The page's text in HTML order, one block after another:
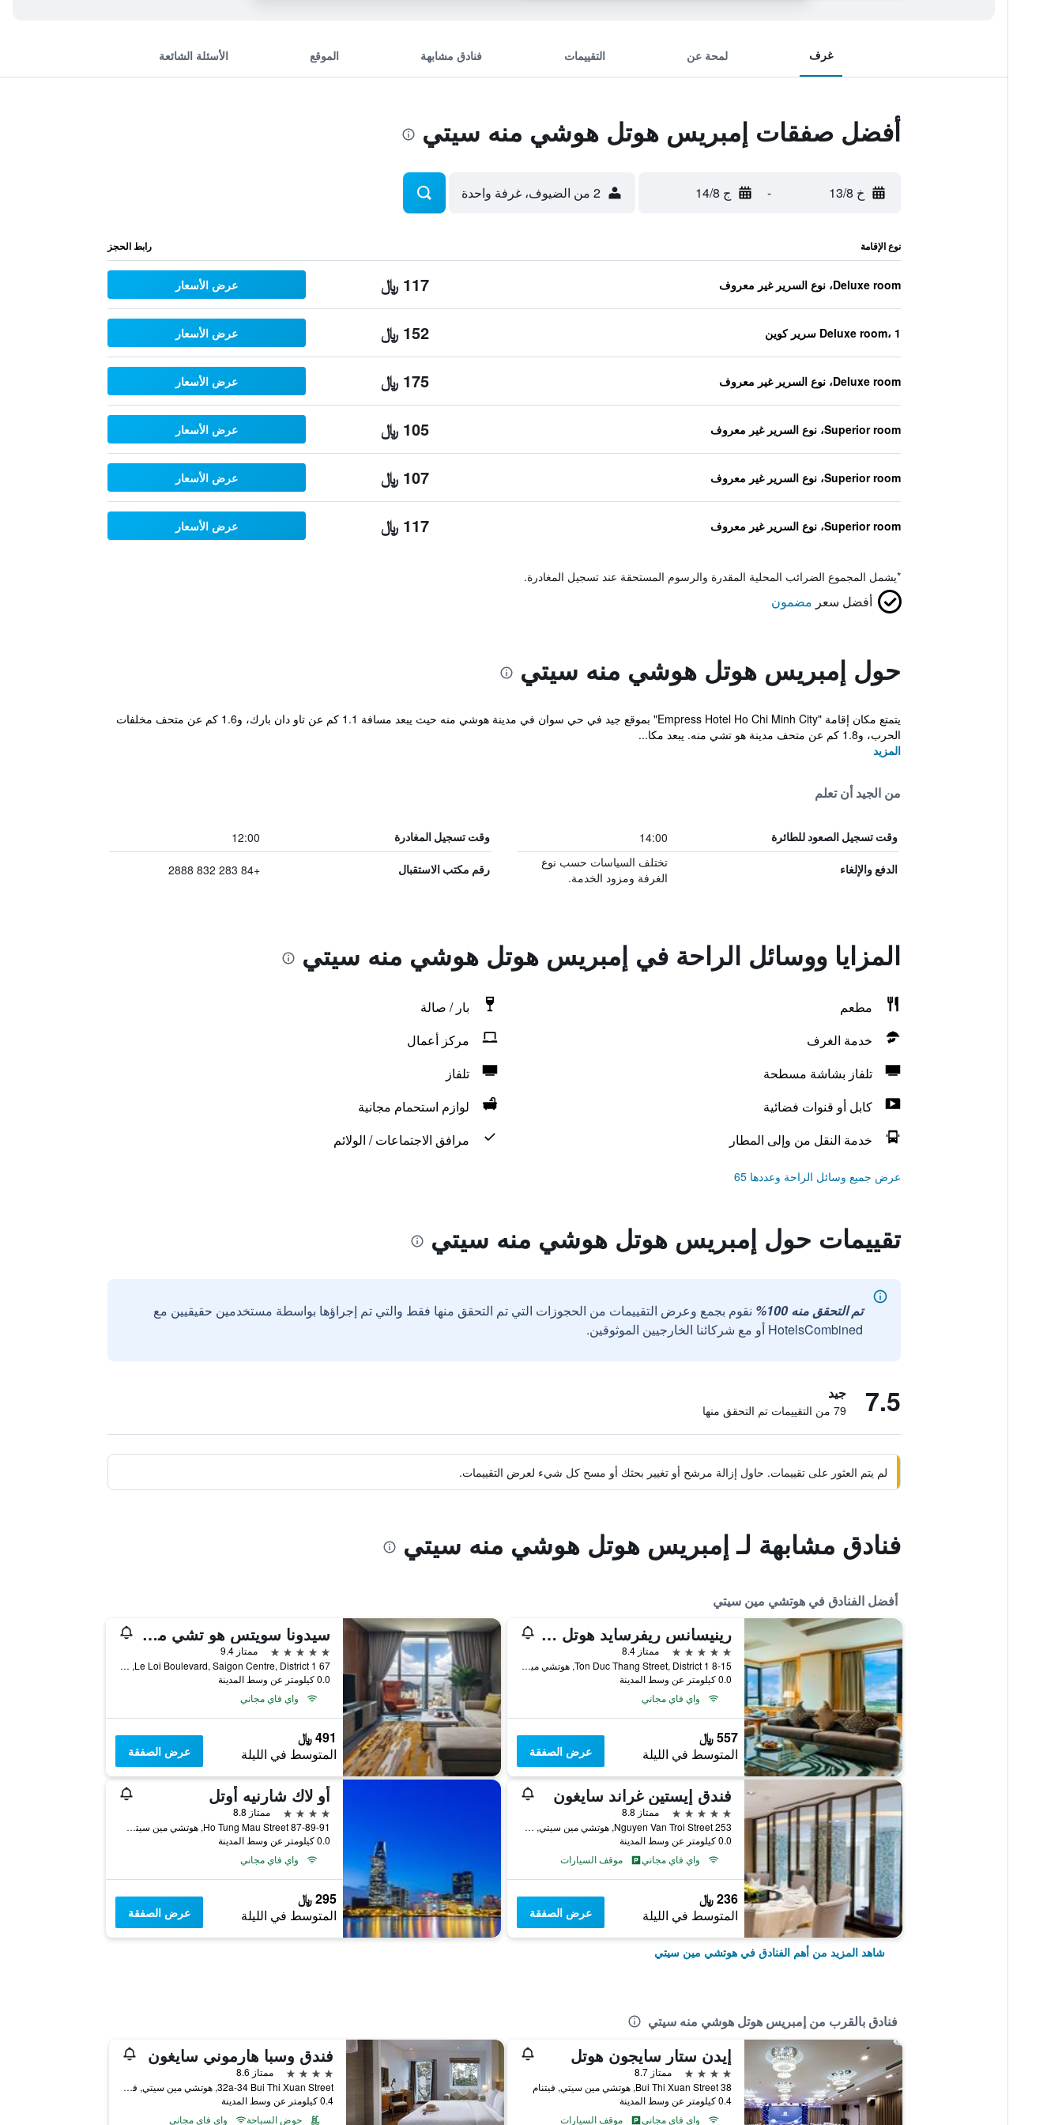
غرف لمحة عن التقييمات فنادق مشابهة الموقع الأسئلة الشائعة
أفضل صفقات إمبريس هوتل هوشي منه سيتي
خ 13/8 - ج 14/8 2 من الضيوف، غرفة واحدة
نوع الإقامة رابط الحجز
Deluxe room، نوع السرير غير معروف 117 ﷼ عرض الأسعار
Deluxe room، 1 سرير كوين 152 ﷼ عرض الأسعار
Deluxe room، نوع السرير غير معروف 175 ﷼ عرض الأسعار
Superior room، نوع السرير غير معروف 105 ﷼ عرض الأسعار
Superior room، نوع السرير غير معروف 107 ﷼ عرض الأسعار
Superior room، نوع السرير غير معروف 117 ﷼ عرض الأسعار
*يشمل المجموع الضرائب المحلية المقدرة والرسوم المستحقة عند تسجيل المغادرة.
أفضل سعر مضمون
حول إمبريس هوتل هوشي منه سيتي
يتمتع مكان إقامة "Empress Hotel Ho Chi Minh City" بموقع جيد في حي سوان في مدينة هوشي منه حيث يبعد مسافة 1.1 كم عن تاو دان بارك، و1.6 كم عن متحف مخلفات
الحرب، و1.8 كم عن متحف مدينة هو تشي منه. يبعد مكا...
المزيد
من الجيد أن تعلم
وقت تسجيل الصعود للطائرة 14:00 وقت تسجيل المغادرة 12:00
الدفع والإلغاء
تختلف السياسات حسب نوع
الغرفة ومزود الخدمة.
رقم مكتب الاستقبال +84 283 832 2888
المزايا ووسائل الراحة في إمبريس هوتل هوشي منه سيتي
مطعم
بار / صالة
خدمة الغرف
مركز أعمال
تلفاز بشاشة مسطحة
تلفاز
كابل أو قنوات فضائية
لوازم استحمام مجانية
خدمة النقل من وإلى المطار
مرافق الاجتماعات / الولائم
عرض جميع وسائل الراحة وعددها 65
تقييمات حول إمبريس هوتل هوشي منه سيتي
تم التحقق منه 100%
نقوم بجمع وعرض التقييمات من الحجوزات التي تم التحقق منها فقط والتي تم إجراؤها بواسطة مستخدمين حقيقيين مع
HotelsCombined أو مع شركائنا الخارجيين الموثوقين.
7.5 جيد
79 من التقييمات تم التحقق منها
لم يتم العثور على تقييمات. حاول إزالة مرشح أو تغيير بحثك أو مسح كل شيء لعرض التقييمات.
فنادق مشابهة لـ إمبريس هوتل هوشي منه سيتي
أفضل الفنادق في هوتشي مين سيتي
رينيسانس ريفرسايد هوتل سايجون
5 نجوم
ممتاز 8.4
8-15 Ton Duc Thang Street, District 1, هوتشي مين سيتي, فيتنام
0.0 كيلومتر عن وسط المدينة
واي فاي مجاني
557 ﷼
المتوسط في الليلة عرض الصفقة
سيدونا سويتس هو تشي مين سيتي
5 نجوم
ممتاز 9.4
67 Le Loi Boulevard, Saigon Centre, District 1, هوتشي مين سيتي, فيتنام
0.0 كيلومتر عن وسط المدينة
واي فاي مجاني
491 ﷼
المتوسط في الليلة عرض الصفقة
فندق إيستين غراند سايغون
5 نجوم
ممتاز 8.8
253 Nguyen Van Troi Street, هوتشي مين سيتي, فيتنام
0.0 كيلومتر عن وسط المدينة
واي فاي مجاني
موقف السيارات
236 ﷼
المتوسط في الليلة عرض الصفقة
أو لاك شارنيه أوتل
4 نجوم
ممتاز 8.8
87-89-91 Ho Tung Mau Street, هوتشي مين سيتي, فيتنام
0.0 كيلومتر عن وسط المدينة
واي فاي مجاني
295 ﷼
المتوسط في الليلة عرض الصفقة
شاهد المزيد من أهم الفنادق في هوتشي مين سيتي
فنادق بالقرب من إمبريس هوتل هوشي منه سيتي
إيدن ستار سايجون هوتل
4 نجوم
ممتاز 8.7
38 Bui Thi Xuan Street, هوتشي مين سيتي, فيتنام
0.4 كيلومتر عن وسط المدينة
واي فاي مجاني
موقف السيارات
فندق وسبا هارموني سايغون
4 نجوم
ممتاز 8.6
32a-34 Bui Thi Xuan Street, هوتشي مين سيتي, فيتنام
0.4 كيلومتر عن وسط المدينة
حوض السباحة
واي فاي مجاني